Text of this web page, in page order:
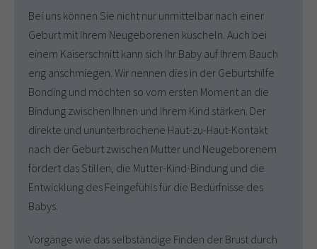
Bei uns können Sie nicht nur unmittelbar nach einer
Geburt mit Ihrem Neugeborenen kuscheln. Auch bei
einem Kaiserschnitt kann sich Ihr Baby auf Ihrem Bauch
eng anschmiegen. Wir nennen dies in der Geburtshilfe
Bonding und möchten so vom ersten Moment an die
Bindung zwischen Ihnen und Ihrem Kind stärken. Der
direkte und ununterbrochene Haut-zu-Haut-Kontakt
nach der Geburt zwischen Mutter und Neugeborenem
fördert das Stillen, die Mutter-Kind-Bindung und die
Entwicklung des Feingefühls für die Bedürfnisse des
Babys.
Vorgänge wie das selbständige Finden der Brust durch